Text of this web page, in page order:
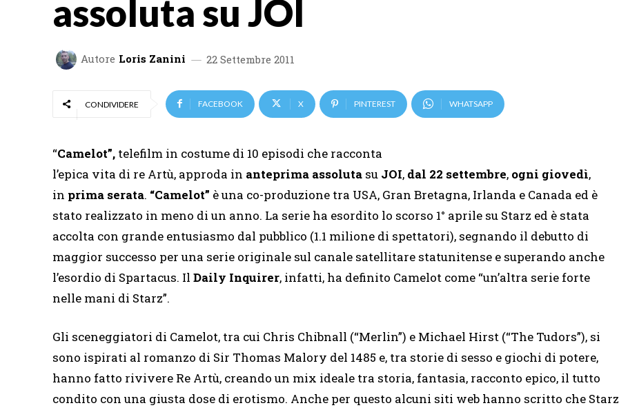
assoluta su JOI
Autore Loris Zanini 22 Settembre 2011
CONDIVIDERE FACEBOOK X PINTEREST WHATSAPP
“Camelot”, telefilm in costume di 10 episodi che racconta
l’epica vita di re Artù, approda in anteprima assoluta su JOI, dal 22 settembre, ogni giovedì,
in prima serata. “Camelot” è una co-produzione tra USA, Gran Bretagna, Irlanda e Canada ed è
stato realizzato in meno di un anno. La serie ha esordito lo scorso 1° aprile su Starz ed è stata
accolta con grande entusiasmo dal pubblico (1.1 milione di spettatori), segnando il debutto di
maggior successo per una serie originale sul canale satellitare statunitense e superando anche
l’esordio di Spartacus. Il Daily Inquirer, infatti, ha definito Camelot come “un’altra serie forte
nelle mani di Starz”.
Gli sceneggiatori di Camelot, tra cui Chris Chibnall (“Merlin”) e Michael Hirst (“The Tudors”), si
sono ispirati al romanzo di Sir Thomas Malory del 1485 e, tra storie di sesso e giochi di potere,
hanno fatto rivivere Re Artù, creando un mix ideale tra storia, fantasia, racconto epico, il tutto
condito con una giusta dose di erotismo. Anche per questo alcuni siti web hanno scritto che Starz